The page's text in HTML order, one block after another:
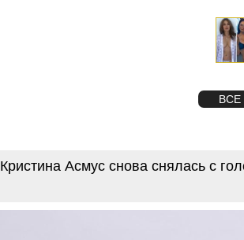
ВСЕ
Кристина Асмус снова снялась с